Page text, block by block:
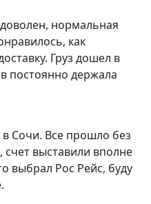
нормальная
как
Груз дошел в
постоянно держала
Сочи. Все прошло без
выставили вполне
выбрал Рос Рейс, буду